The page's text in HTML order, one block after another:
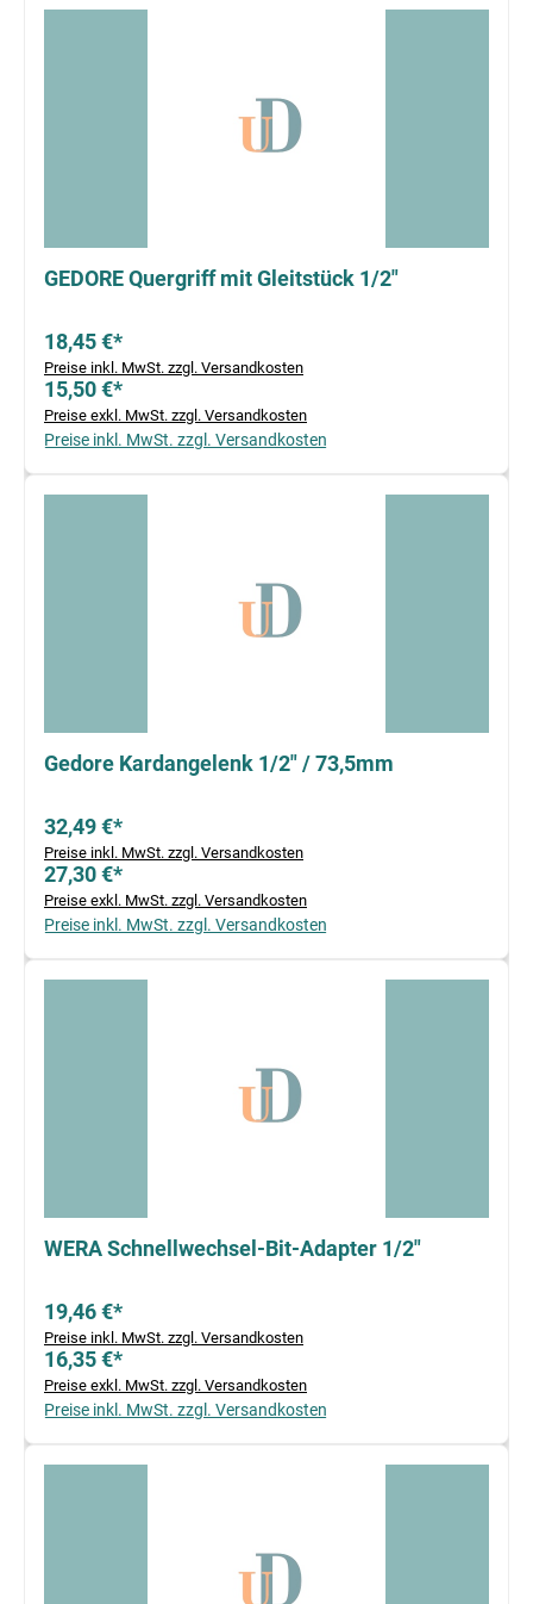
GEDORE Quergriff mit Gleitstück 1/2"
18,45 €*
Preise inkl. MwSt. zzgl. Versandkosten
15,50 €*
Preise exkl. MwSt. zzgl. Versandkosten
Preise inkl. MwSt. zzgl. Versandkosten
Gedore Kardangelenk 1/2" / 73,5mm
32,49 €*
Preise inkl. MwSt. zzgl. Versandkosten
27,30 €*
Preise exkl. MwSt. zzgl. Versandkosten
Preise inkl. MwSt. zzgl. Versandkosten
WERA Schnellwechsel-Bit-Adapter 1/2"
19,46 €*
Preise inkl. MwSt. zzgl. Versandkosten
16,35 €*
Preise exkl. MwSt. zzgl. Versandkosten
Preise inkl. MwSt. zzgl. Versandkosten